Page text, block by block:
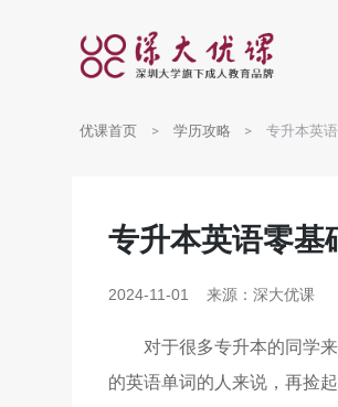
优课首页 学历攻略 专升本英
专升本英语零基
2024-11-01 来源：深大优课
对于很多专升本的同学
的英语单词的人来说，再捡